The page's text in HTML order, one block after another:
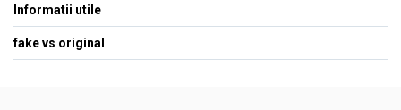
Informatii utile
fake vs original